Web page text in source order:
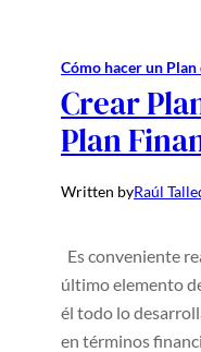
Cómo hacer un Plan
Crear
Plan
Written byRaúl
Es conveniente
último elemento
él todo lo
en términos